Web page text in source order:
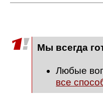
Мы всегда
Любые
все